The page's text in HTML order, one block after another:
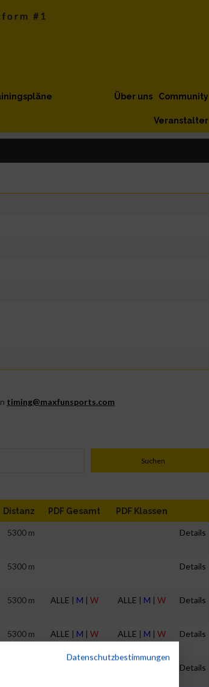
Community
Über uns
Veranstalter
timing@maxfunsports.com
Distanz PDF Gesamt PDF Klassen
5300 m Details
5300 m Details
5300 m ALLE | M | W ALLE | M | W Details
5300 m ALLE | M | W ALLE | M | W Details
Details
Datenschutzbestimmungen